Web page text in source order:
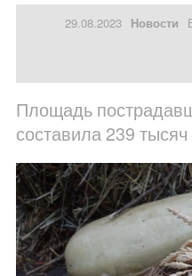
29.08.2023 Новости
Площадь
составила 239 тысяч